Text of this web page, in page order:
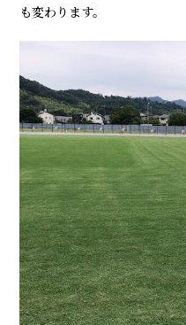
も変わります。